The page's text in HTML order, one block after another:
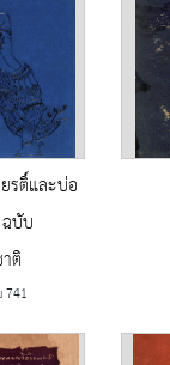
รติ์และบ่อ
บับ
ติ
741